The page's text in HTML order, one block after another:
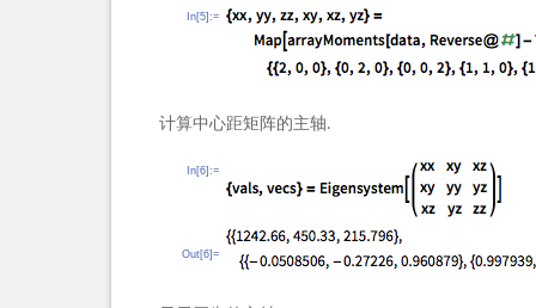
In[5]:=
计算中心距矩阵的主轴.
In[6]:=
Out[6]=